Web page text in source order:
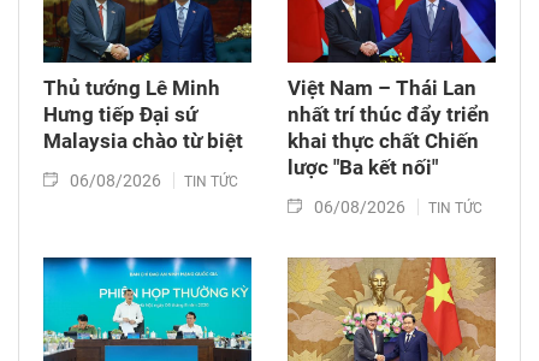
Thủ tướng Lê Minh
Hưng tiếp Đại sứ
Malaysia chào từ biệt
06/08/2026 TIN TỨC
Việt Nam – Thái Lan
nhất trí thúc đẩy triển
khai thực chất Chiến
lược "Ba kết nối"
06/08/2026 TIN TỨC